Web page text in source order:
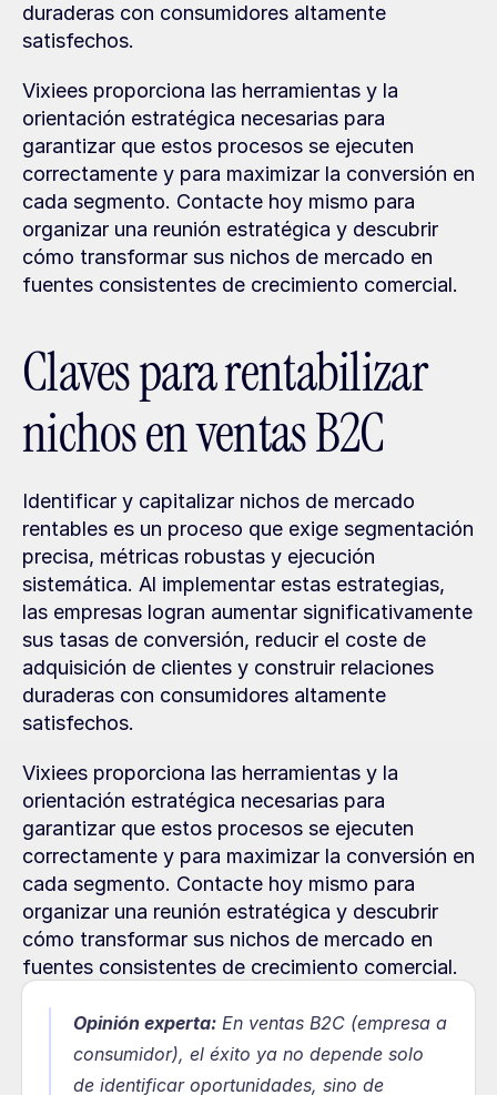
duraderas con consumidores altamente
satisfechos.
Vixiees proporciona las herramientas y la
orientación estratégica necesarias para
garantizar que estos procesos se ejecuten
correctamente y para maximizar la conversión en
cada segmento. Contacte hoy mismo para
organizar una reunión estratégica y descubrir
cómo transformar sus nichos de mercado en
fuentes consistentes de crecimiento comercial.
Claves para rentabilizar
nichos en ventas B2C
Identificar y capitalizar nichos de mercado
rentables es un proceso que exige segmentación
precisa, métricas robustas y ejecución
sistemática. Al implementar estas estrategias,
las empresas logran aumentar significativamente
sus tasas de conversión, reducir el coste de
adquisición de clientes y construir relaciones
duraderas con consumidores altamente
satisfechos.
Vixiees proporciona las herramientas y la
orientación estratégica necesarias para
garantizar que estos procesos se ejecuten
correctamente y para maximizar la conversión en
cada segmento. Contacte hoy mismo para
organizar una reunión estratégica y descubrir
cómo transformar sus nichos de mercado en
fuentes consistentes de crecimiento comercial.
Opinión experta: En ventas B2C (empresa a
consumidor), el éxito ya no depende solo
de identificar oportunidades, sino de